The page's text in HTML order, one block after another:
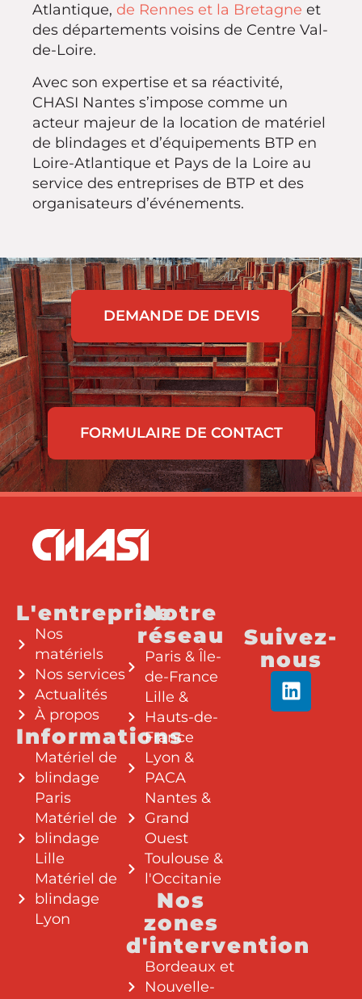
Atlantique, de Rennes et la Bretagne et
des départements voisins de Centre Val-
de-Loire.
Avec son expertise et sa réactivité,
CHASI Nantes s’impose comme un
acteur majeur de la location de matériel
de blindages et d’équipements BTP en
Loire-Atlantique et Pays de la Loire au
service des entreprises de BTP et des
organisateurs d’événements.
DEMANDE DE DEVIS
FORMULAIRE DE CONTACT
L'entreprise
Nos
matériels
Nos services
Actualités
À propos
Informations
Matériel de
blindage
Paris
Matériel de
blindage
Lille
Matériel de
blindage
Lyon
Notre
réseau
Paris & Île-
de-France
Lille &
Hauts-de-
France
Lyon &
PACA
Nantes &
Grand
Ouest
Toulouse &
l'Occitanie
Nos
zones
d'intervention
Bordeaux et
Nouvelle-
Suivez-
nous